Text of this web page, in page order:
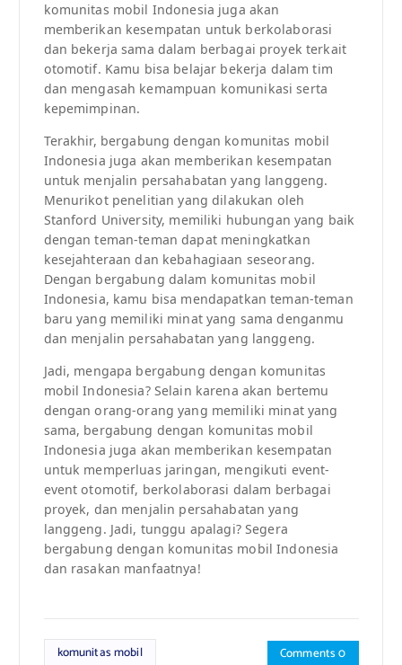
komunitas mobil Indonesia juga akan
memberikan kesempatan untuk berkolaborasi
dan bekerja sama dalam berbagai proyek terkait
otomotif. Kamu bisa belajar bekerja dalam tim
dan mengasah kemampuan komunikasi serta
kepemimpinan.
Terakhir, bergabung dengan komunitas mobil
Indonesia juga akan memberikan kesempatan
untuk menjalin persahabatan yang langgeng.
Menurikot penelitian yang dilakukan oleh
Stanford University, memiliki hubungan yang baik
dengan teman-teman dapat meningkatkan
kesejahteraan dan kebahagiaan seseorang.
Dengan bergabung dalam komunitas mobil
Indonesia, kamu bisa mendapatkan teman-teman
baru yang memiliki minat yang sama denganmu
dan menjalin persahabatan yang langgeng.
Jadi, mengapa bergabung dengan komunitas
mobil Indonesia? Selain karena akan bertemu
dengan orang-orang yang memiliki minat yang
sama, bergabung dengan komunitas mobil
Indonesia juga akan memberikan kesempatan
untuk memperluas jaringan, mengikuti event-
event otomotif, berkolaborasi dalam berbagai
proyek, dan menjalin persahabatan yang
langgeng. Jadi, tunggu apalagi? Segera
bergabung dengan komunitas mobil Indonesia
dan rasakan manfaatnya!
komunitas mobil Comments 0